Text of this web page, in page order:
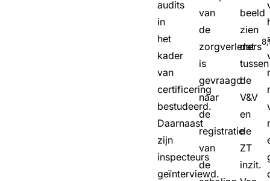
audits
in
het
kader
van
certificering
bestudeerd.
Daarnaast
zijn
inspecteurs
geïnterviewd.
van
de
zorgverleners
is
gevraagd
naar
de
registratie
van
de
beeld
zien
dat
tussen
de
V&V
en
de
ZT
inzit.